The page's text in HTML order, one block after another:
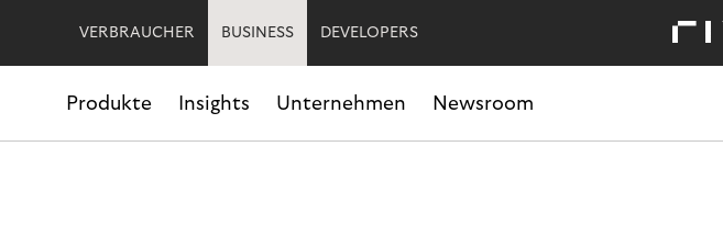
VERBRAUCHER BUSINESS DEVELOPERS
Produkte Insights Unternehmen Newsroom